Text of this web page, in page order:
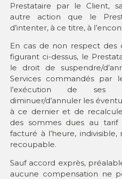
Prestataire par le Client,
autre action que le
d’intenter, à ce titre, à
En cas de non respect des
figurant ci-dessus, le
le droit de suspendre/
Services commandés par
l’exécution de ses
diminuer/d’annuler les
à ce dernier et de
des sommes dues au tarif
facturé à l’heure,
recoupable.
Sauf accord exprès,
aucune compensation ne